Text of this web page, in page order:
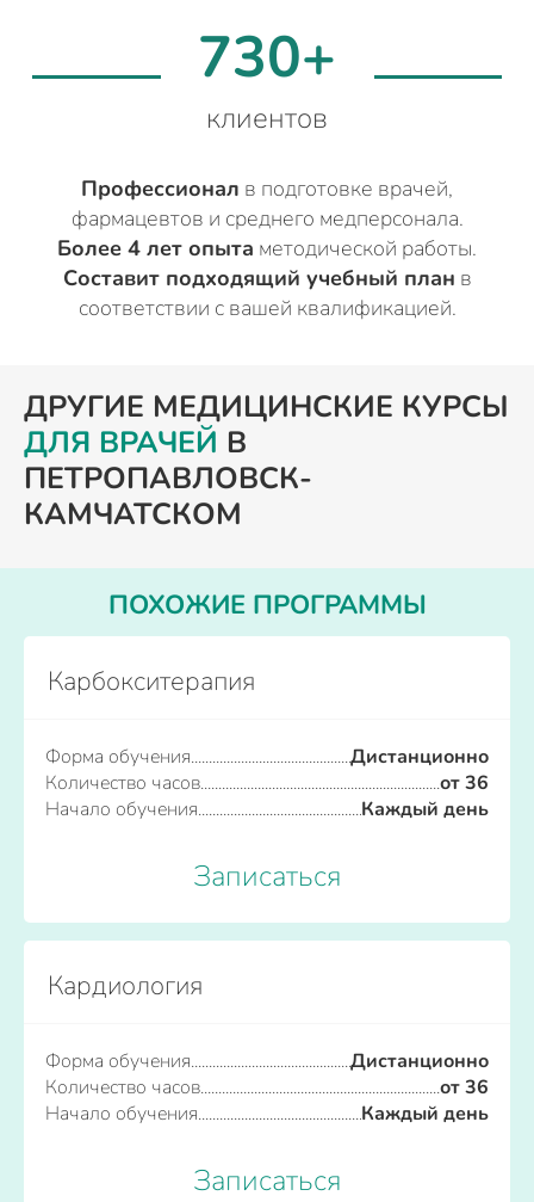
730+
клиентов
Профессионал в подготовке врачей,
фармацевтов и среднего медперсонала.
Более 4 лет опыта методической работы.
Составит подходящий учебный план в
соответствии с вашей квалификацией.
ДРУГИЕ МЕДИЦИНСКИЕ КУРСЫ
ДЛЯ ВРАЧЕЙ В
ПЕТРОПАВЛОВСК-
КАМЧАТСКОМ
ПОХОЖИЕ ПРОГРАММЫ
Карбокситерапия
Форма обучения
Дистанционно
Количество часов
от 36
Начало обучения
Каждый день
Записаться
Кардиология
Форма обучения
Дистанционно
Количество часов
от 36
Начало обучения
Каждый день
Записаться